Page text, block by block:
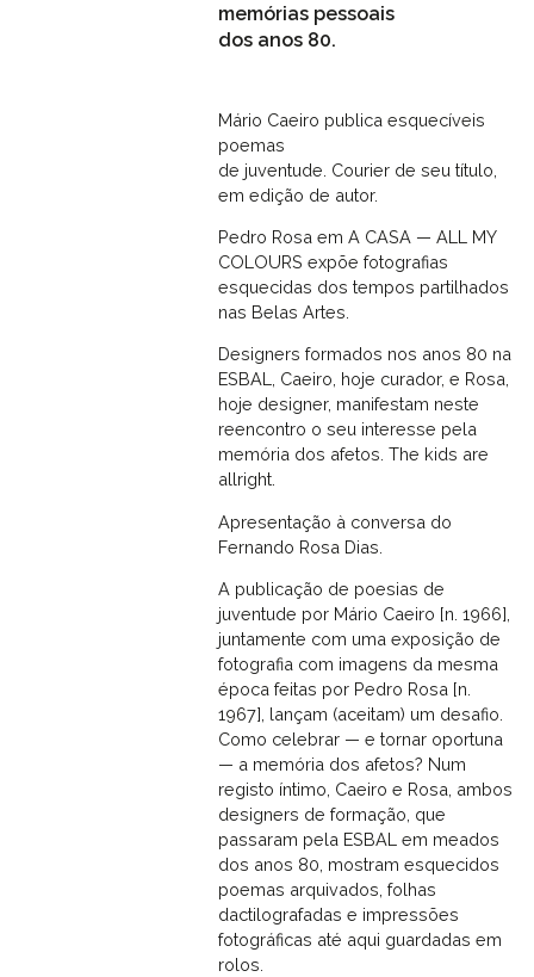
memórias pessoais
dos anos 80.
Mário Caeiro publica esquecíveis
poemas
de juventude. Courier de seu título,
em edição de autor.
Pedro Rosa em A CASA — ALL MY
COLOURS expõe fotografias
esquecidas dos tempos partilhados
nas Belas Artes.
Designers formados nos anos 80 na
ESBAL, Caeiro, hoje curador, e Rosa,
hoje designer, manifestam neste
reencontro o seu interesse pela
memória dos afetos. The kids are
allright.
Apresentação à conversa do
Fernando Rosa Dias.
A publicação de poesias de
juventude por Mário Caeiro [n. 1966],
juntamente com uma exposição de
fotografia com imagens da mesma
época feitas por Pedro Rosa [n.
1967], lançam (aceitam) um desafio.
Como celebrar — e tornar oportuna
— a memória dos afetos? Num
registo íntimo, Caeiro e Rosa, ambos
designers de formação, que
passaram pela ESBAL em meados
dos anos 80, mostram esquecidos
poemas arquivados, folhas
dactilografadas e impressões
fotográficas até aqui guardadas em
rolos.